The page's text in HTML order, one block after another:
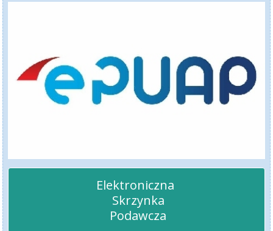
Elektroniczna
Podawcza